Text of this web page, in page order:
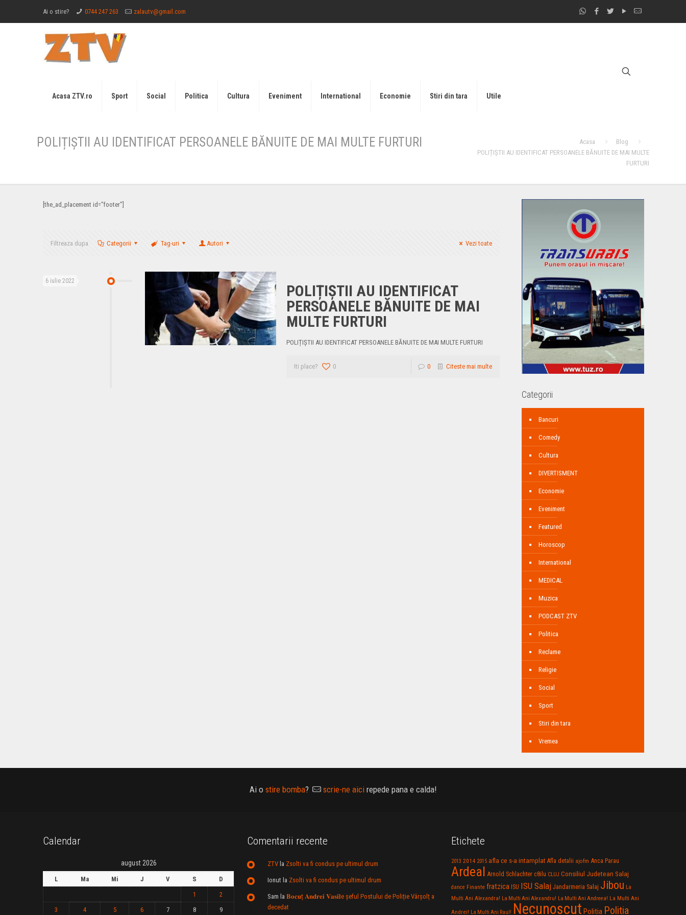
Ai o stire? 0744 247 263 zalautv@gmail.com
Acasa ZTV.ro Sport Social Politica Cultura Eveniment International Economie Stiri din tara Utile
POLIȚIȘTII AU IDENTIFICAT PERSOANELE BĂNUITE DE MAI MULTE FURTURI Acasa
Blog
POLIȚIȘTII AU IDENTIFICAT PERSOANELE BĂNUITE DE MAI MULTE
FURTURI
[the_ad_placement id="footer"]
Filtreaza dupa Categorii Tag-uri Autori Vezi toate
6 iulie 2022
POLIȚIȘTII AU IDENTIFICAT
PERSOANELE BĂNUITE DE MAI
MULTE FURTURI
POLIȚIȘTII AU IDENTIFICAT PERSOANELE BĂNUITE DE MAI MULTE FURTURI
Iti place? 0 0 Citeste mai multe
Categorii
Bancuri
Comedy
Cultura
DIVERTISMENT
Economie
Eveniment
Featured
Horoscop
International
MEDICAL
Muzica
PODCAST ZTV
Politica
Reclame
Religie
Social
Sport
Stiri din tara
Vremea
Ai o stire bomba? scrie-ne aicirepede pana e calda!
Calendar
august 2026
L Ma Mi J V S
D
1
2
3
4 5 6 7 8 9
Comentarii recente
ZTVla Zsolti va fi condus pe ultimul drum
Ionut la Zsolti va fi condus pe ultimul drum
Sam la 𝐁𝐨𝐜𝐮ț 𝐀𝐧𝐝𝐫𝐞𝐢 𝐕𝐚𝐬𝐢𝐥e şeful Postului de Poliție Vârșolț a
decedat
Etichete
2013 2014 2015 afla ce s-a intamplat Afla detalii ajofm Anca Parau
Ardeal Arnold Schlachter c8ilu CLUJ Consiliul Judetean Salaj
dance Finante fratzica ISU ISU Salaj Jandarmeria Salaj Jibou La
Multi Ani Alexandra! La Multi Ani Alexandru! La Multi Ani Andreea! La Multi Ani
Andrei! La Multi Ani Raul! Necunoscut Politia Politia